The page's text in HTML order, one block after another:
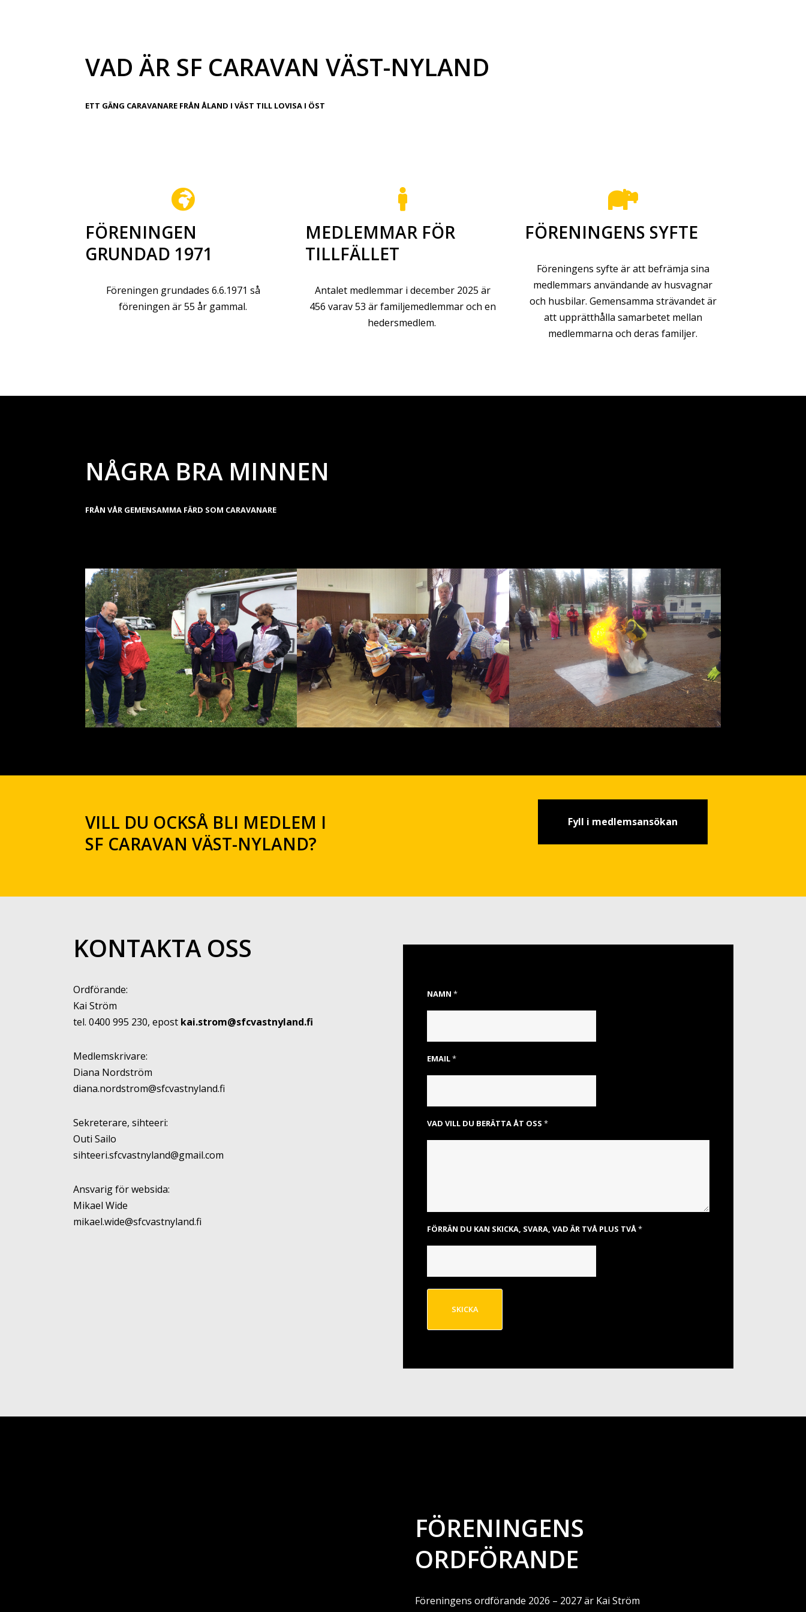
VAD ÄR SF CARAVAN VÄST-NYLAND
ETT GÄNG CARAVANARE FRÅN ÅLAND I VÄST TILL LOVISA I ÖST
FÖRENINGEN
GRUNDAD 1971
Föreningen grundades 6.6.1971 så
föreningen är 55 år gammal.
MEDLEMMAR FÖR
TILLFÄLLET
Antalet medlemmar i december 2025 är
456 varav 53 är familjemedlemmar och en
hedersmedlem.
FÖRENINGENS SYFTE
Föreningens syfte är att befrämja sina
medlemmars användande av husvagnar
och husbilar. Gemensamma strävandet är
att upprätthålla samarbetet mellan
medlemmarna och deras familjer.
NÅGRA BRA MINNEN
FRÅN VÅR GEMENSAMMA FÄRD SOM CARAVANARE
VILL DU OCKSÅ BLI MEDLEM I
SF CARAVAN VÄST-NYLAND?
Fyll i medlemsansökan
KONTAKTA OSS
Ordförande:
Kai Ström
tel. 0400 995 230, epost kai.strom@sfcvastnyland.fi
Medlemskrivare:
Diana Nordström
diana.nordstrom@sfcvastnyland.fi
Sekreterare, sihteeri:
Outi Sailo
sihteeri.sfcvastnyland@gmail.com
Ansvarig för websida:
Mikael Wide
mikael.wide@sfcvastnyland.fi
NAMN *
EMAIL*
VAD VILL DU BERÄTTA ÅT OSS *
FÖRRÄN DU KAN SKICKA, SVARA, VAD ÄR TVÅ PLUS TVÅ*
SKICKA
FÖRENINGENS
ORDFÖRANDE
Föreningens ordförande 2026 – 2027 är Kai Ström